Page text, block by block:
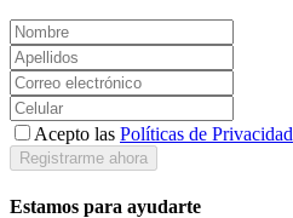
Acepto las Políticas de Privacidad
Registrarme ahora
Estamos para ayudarte